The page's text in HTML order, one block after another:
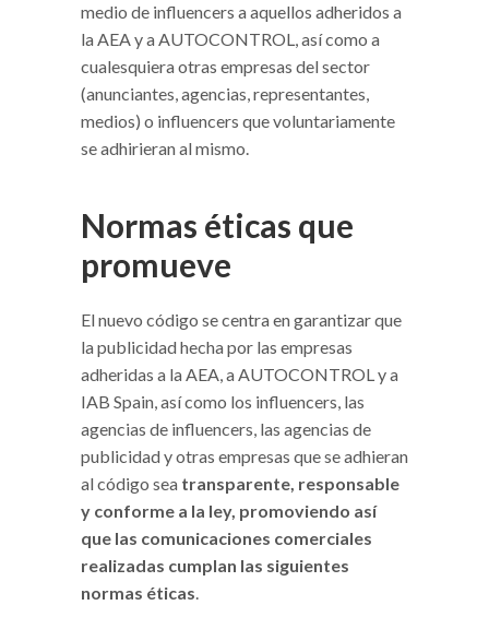
medio de influencers a aquellos adheridos a
la AEA y a AUTOCONTROL, así como a
cualesquiera otras empresas del sector
(anunciantes, agencias, representantes,
medios) o influencers que voluntariamente
se adhirieran al mismo.
Normas éticas que
promueve
El nuevo código se centra en garantizar que
la publicidad hecha por las empresas
adheridas a la AEA, a AUTOCONTROL y a
IAB Spain, así como los influencers, las
agencias de influencers, las agencias de
publicidad y otras empresas que se adhieran
al código sea transparente, responsable
y conforme a la ley, promoviendo así
que las comunicaciones comerciales
realizadas cumplan las siguientes
normas éticas.